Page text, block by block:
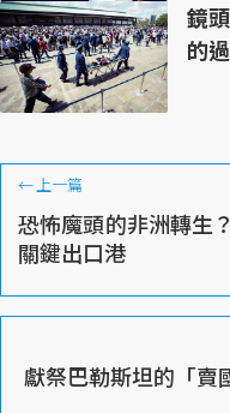
鏡
的
←上一篇
恐怖魔頭的非洲轉生
關鍵出口港
獻祭巴勒斯坦的「賣